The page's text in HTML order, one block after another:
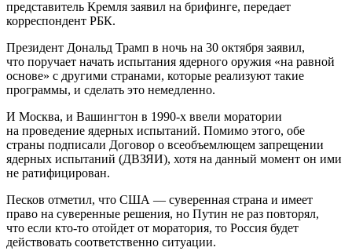
представитель Кремля заявил на брифинге, передает
корреспондент РБК.
Президент Дональд Трамп в ночь на 30 октября заявил,
что поручает начать испытания ядерного оружия «на равной
основе» с другими странами, которые реализуют такие
программы, и сделать это немедленно.
И Москва, и Вашингтон в 1990-х ввели моратории
на проведение ядерных испытаний. Помимо этого, обе
страны подписали Договор о всеобъемлющем запрещении
ядерных испытаний (ДВЗЯИ), хотя на данный момент он ими
не ратифицирован.
Песков отметил, что США — суверенная страна и имеет
право на суверенные решения, но Путин не раз повторял,
что если кто-то отойдет от моратория, то Россия будет
действовать соответственно ситуации.